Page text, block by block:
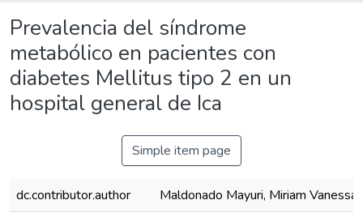
Prevalencia del síndrome
metabólico en pacientes con
diabetes Mellitus tipo 2 en un
hospital general de Ica
Simple item page
dc.contributor.author
Maldonado Mayuri, Miriam Vanessa